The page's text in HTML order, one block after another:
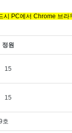
시 PC에서 Chrome 브
정원
15
15
호